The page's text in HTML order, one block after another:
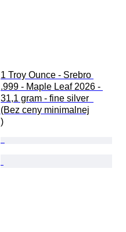
1 Troy Ounce - Srebro
.999 - Maple Leaf 2026 -
31,1 gram - fine silver
(Bez ceny minimalnej
)